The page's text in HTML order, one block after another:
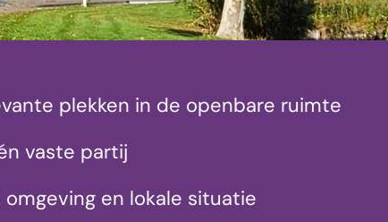
plekken in de openbare ruimte
vaste partij
en lokale situatie